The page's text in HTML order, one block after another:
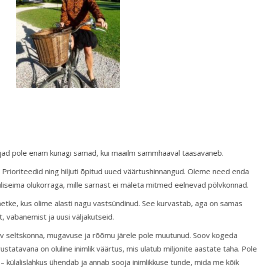
pole enam kunagi samad, kui maailm sammhaaval taasavaneb.
ning hiljuti õpitud uued väärtushinnangud. Oleme need enda
olukorraga, mille sarnast ei mäleta mitmed eelnevad põlvkonnad.
kus olime alasti nagu vastsündinud. See kurvastab, aga on samas
vabanemist ja uusi väljakutseid.
seltskonna, mugavuse ja rõõmu järele pole muutunud. Soov kogeda
on oluline inimlik väärtus, mis ulatub miljonite aastate taha. Pole
ühendab ja annab sooja inimlikkuse tunde, mida me kõik